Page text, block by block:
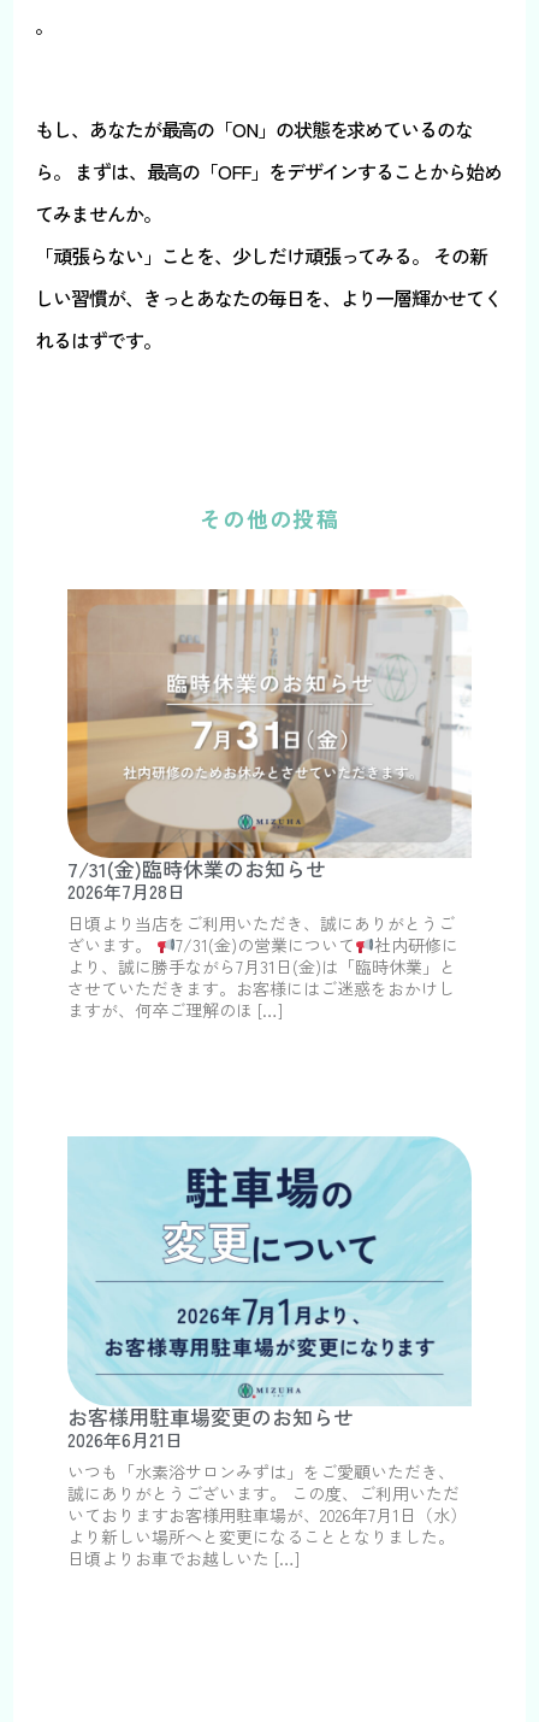
。
もし、あなたが最高の「ON」の状態を求めているのな
ら。 まずは、最高の「OFF」をデザインすることから始め
てみませんか。
「頑張らない」ことを、少しだけ頑張ってみる。 その新
しい習慣が、きっとあなたの毎日を、より一層輝かせてく
れるはずです。
その他の投稿
7/31(金)臨時休業のお知らせ
2026年7月28日
日頃より当店をご利用いただき、誠にありがとうご
ざいます。
7/31(金)の営業について
社内研修に
より、誠に勝手ながら7月31日(金)は「臨時休業」と
させていただきます。お客様にはご迷惑をおかけし
ますが、何卒ご理解のほ […]
お客様用駐車場変更のお知らせ
2026年6月21日
いつも「水素浴サロンみずは」をご愛顧いただき、
誠にありがとうございます。 この度、ご利用いただ
いておりますお客様用駐車場が、2026年7月1日（水）
より新しい場所へと変更になることとなりました。
日頃よりお車でお越しいた […]